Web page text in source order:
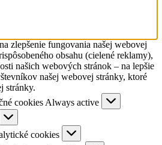
zlepšenie fungovania našej webovej
obsahu (cielené reklamy),
našich webových stránok – na lepšie
našej webovej stránky, ktoré
stránky.
cookies Always active
cookies